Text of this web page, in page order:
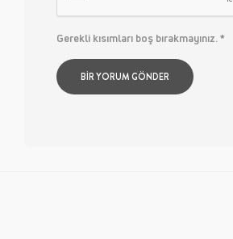
Gerekli kısımları boş bırakmayınız.*